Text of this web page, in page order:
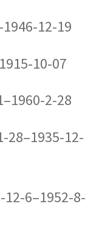
11月】
_他
も残しま
ンホール
12-19
10-07
2-28
28–1935-12-
12-6–1952-8-